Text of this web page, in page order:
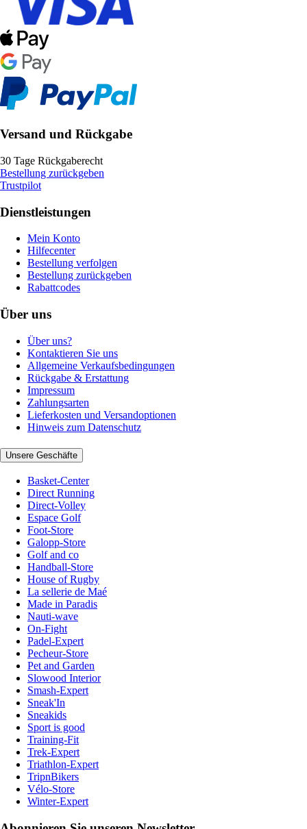
Versand und Rückgabe
30 Tage Rückgaberecht
Bestellung zurückgeben
Trustpilot
Dienstleistungen
Mein Konto
Hilfecenter
Bestellung verfolgen
Bestellung zurückgeben
Rabattcodes
Über uns
Über uns?
Kontaktieren Sie uns
Allgemeine Verkaufsbedingungen
Rückgabe & Erstattung
Impressum
Zahlungsarten
Lieferkosten und Versandoptionen
Hinweis zum Datenschutz
Unsere Geschäfte
Basket-Center
Direct Running
Direct-Volley
Espace Golf
Foot-Store
Galopp-Store
Golf and co
Handball-Store
House of Rugby
La sellerie de Maé
Made in Paradis
Nauti-wave
On-Fight
Padel-Expert
Pecheur-Store
Pet and Garden
Slowood Interior
Smash-Expert
Sneak'In
Sneakids
Sport is good
Training-Fit
Trek-Expert
Triathlon-Expert
TripnBikers
Vélo-Store
Winter-Expert